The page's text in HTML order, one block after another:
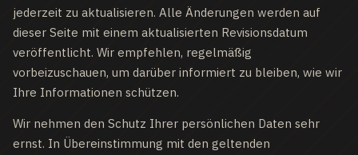
jederzeit zu aktualisieren. Alle Änderungen werden auf
dieser Seite mit einem aktualisierten Revisionsdatum
veröffentlicht. Wir empfehlen, regelmäßig
vorbeizuschauen, um darüber informiert zu bleiben, wie wir
Ihre Informationen schützen.
Wir nehmen den Schutz Ihrer persönlichen Daten sehr
ernst. In Übereinstimmung mit den geltenden